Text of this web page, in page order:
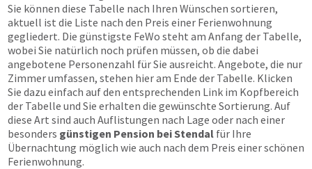
Sie können diese Tabelle nach Ihren Wünschen sortieren,
aktuell ist die Liste nach den Preis einer Ferienwohnung
gegliedert. Die günstigste FeWo steht am Anfang der Tabelle,
wobei Sie natürlich noch prüfen müssen, ob die dabei
angebotene Personenzahl für Sie ausreicht. Angebote, die nur
Zimmer umfassen, stehen hier am Ende der Tabelle. Klicken
Sie dazu einfach auf den entsprechenden Link im Kopfbereich
der Tabelle und Sie erhalten die gewünschte Sortierung. Auf
diese Art sind auch Auflistungen nach Lage oder nach einer
besonders günstigen Pension bei Stendal für Ihre
Übernachtung möglich wie auch nach dem Preis einer schönen
Ferienwohnung.